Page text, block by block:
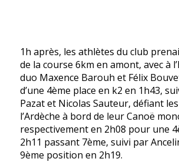
1h après, les athlètes du club
de la course 6km en amont, avec à
duo Maxence Barouh et Félix
d’une 4ème place en k2 en 1h43,
Pazat et Nicolas Sauteur, défiant
l’Ardèche à bord de leur Canoë
respectivement en 2h08 pour une
2h11 passant 7ème, suivi par
9ème position en 2h19.